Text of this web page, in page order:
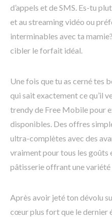
d’appels et de SMS. Es-tu
et au streaming vidéo ou
interminables avec ta
cibler le forfait idéal.
Une fois que tu as cerné tes
qui sait exactement ce qu’il
trendy de Free Mobile pour
disponibles. Des offres
ultra-complètes avec des
vraiment pour tous les goûts
pâtisserie offrant une
Après avoir jeté ton dévolu
cœur plus fort que le dernier